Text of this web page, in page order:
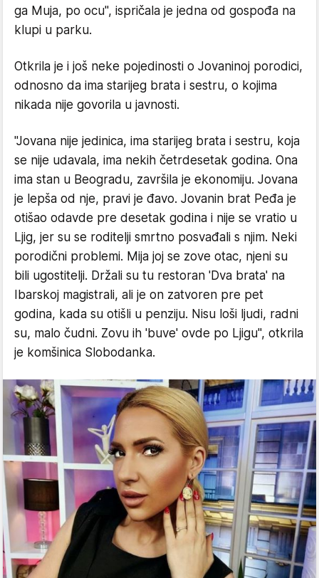
ga Muja, po ocu", ispričala je jedna od gospođa na
klupi u parku.
Otkrila je i još neke pojedinosti o Jovaninoj porodici,
odnosno da ima starijeg brata i sestru, o kojima
nikada nije govorila u javnosti.
"Jovana nije jedinica, ima starijeg brata i sestru, koja
se nije udavala, ima nekih četrdesetak godina. Ona
ima stan u Beogradu, završila je ekonomiju. Jovana
je lepša od nje, pravi je đavo. Jovanin brat Peđa je
otišao odavde pre desetak godina i nije se vratio u
Ljig, jer su se roditelji smrtno posvađali s njim. Neki
porodični problemi. Mija joj se zove otac, njeni su
bili ugostitelji. Držali su tu restoran 'Dva brata' na
Ibarskoj magistrali, ali je on zatvoren pre pet
godina, kada su otišli u penziju. Nisu loši ljudi, radni
su, malo čudni. Zovu ih 'buve' ovde po Ljigu", otkrila
je komšinica Slobodanka.